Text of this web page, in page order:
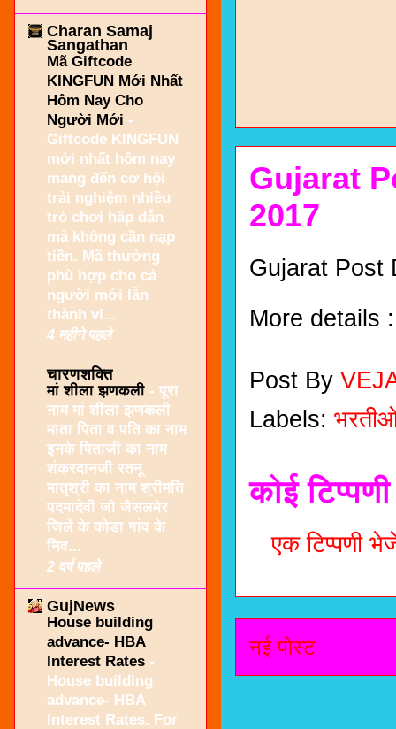
Gujarat
2017
Gujarat Post
More details
Post By
Labels:
कोई
एक टिप्पणी
नई पोस्ट
Charan Samaj
Sangathan
Mã Giftcode
KINGFUN Mới Nhất
Hôm Nay Cho
Người Mới -
Giftcode KINGFUN
mới nhất hôm nay
mang đến cơ hội
trải nghiệm nhiều
trò chơi hấp dẫn
mà không cần nạp
tiền. Mã thưởng
phù hợp cho cả
người mới lẫn
thành vi...
4 महीने पहले
चारणशक्ति
मां शीला झणकली - पूरा
नाम मां शीला झणकली
माता पिता व पति का नाम
इनके पिताजी का नाम
शंकरदानजी रतनू
मातृश्री का नाम श्रीमति
पदमादेवी जो जैसलमेर
जिलें के कोडा गांव के
निव...
2 वर्ष पहले
GujNews
House building
advance- HBA
Interest Rates -
House building
advance- HBA
Interest Rates. For